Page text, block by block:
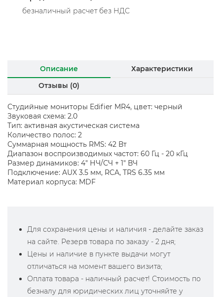
безналичный расчет без НДС
Описание
Характеристики
Отзывы (0)
Студийные мониторы Edifier MR4, цвет: черный
Звуковая схема: 2.0
Тип: активная акустическая система
Количество полос: 2
Суммарная мощность RMS: 42 Вт
Диапазон воспроизводимых частот: 60 Гц - 20 кГц
Размер динамиков: 4" НЧ/СЧ + 1" ВЧ
Подключение: AUX 3.5 мм, RCA, TRS 6.35 мм
Материал корпуса: MDF
Для сохранения цены и наличия - делайте заказ
на сайте. Резерв товара по заказу - 2 дня;
Цены и наличие в пункте выдачи могут
отличаться на момент вашего визита;
Оплата товара - наличный расчет! Стоимость по
безналу для юридических лиц уточняйте у